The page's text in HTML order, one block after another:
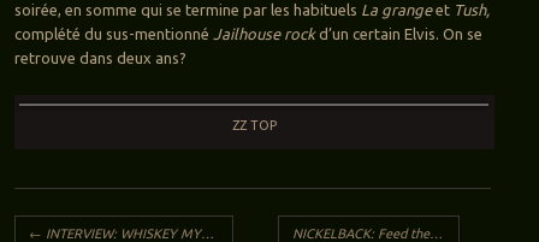
soirée, en somme qui se termine par les habituels La grangeet Tush,
complété du sus-mentionné Jailhouse rockd’un certain Elvis. On se
retrouve dans deux ans?
ZZ TOP
Navigation des articles
← INTERVIEW: WHISKEY MYERS NICKELBACK: Feed the machine